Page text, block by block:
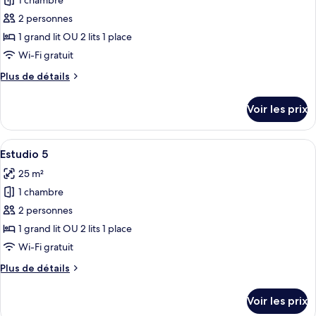
pour
ce
type
chambre :
2 personnes
1 grand lit OU 2 lits 1 place
Wi-Fi gratuit
Plus de détails
Plus
le
type
de
Estudio
4
Voir les prix
Afficher
toutes
les
photos
pour
ce
type
chambre :
Une pièce de taille modeste
10
Estudio 5
25 m²
1 chambre
2 personnes
1 grand lit OU 2 lits 1 place
Wi-Fi gratuit
Plus de détails
Plus
Voir les prix